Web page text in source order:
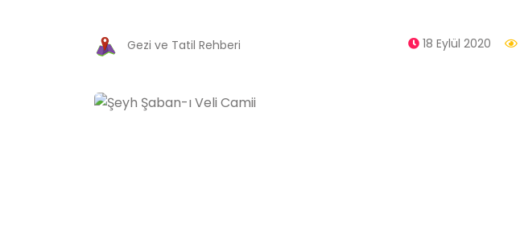
Gezi ve Tatil Rehberi 18 Eylül 2020